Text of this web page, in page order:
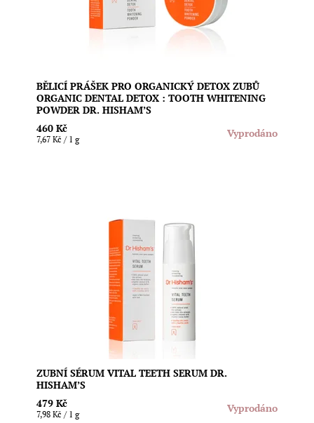
Dostupnost:
Vyprodáno
BĚLICÍ PRÁŠEK PRO ORGANICKÝ DETOX ZUBŮ
ORGANIC DENTAL DETOX : TOOTH WHITENING
POWDER DR. HISHAM’S
460 Kč
7,67 Kč / 1 g Vyprodáno
Profesionální alkalické zubní sérum s prebiotiky pro
čisté zuby a zdraví celé ústní dutiny. Slouží jako
alternativa ke klasické zubní pastě a je vhodné od 6 let
věku. Vegan složení. Ručně vyrobeno na Novém
Zélandu. Obsah: 60 g
Vyprodáno
ZUBNÍ SÉRUM VITAL TEETH SERUM DR.
HISHAM’S
479 Kč
7,98 Kč / 1 g Vyprodáno